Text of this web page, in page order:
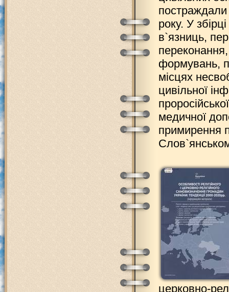
постраждали
року. У
в`язниць,
формувань,
місцях
цивільної
медичної
примирення
церковно-